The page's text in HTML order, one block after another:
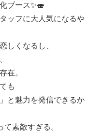
ブース✨🍣
ッフに大人気になるや
しくなるし、
在。
も
と魅力を発信できるか
て素敵すぎる。